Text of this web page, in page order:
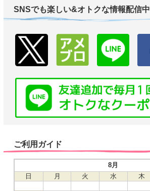
SNSでも楽しい&オトクな情報配信中
ご利用ガイド
8月
日
月 火 水 木